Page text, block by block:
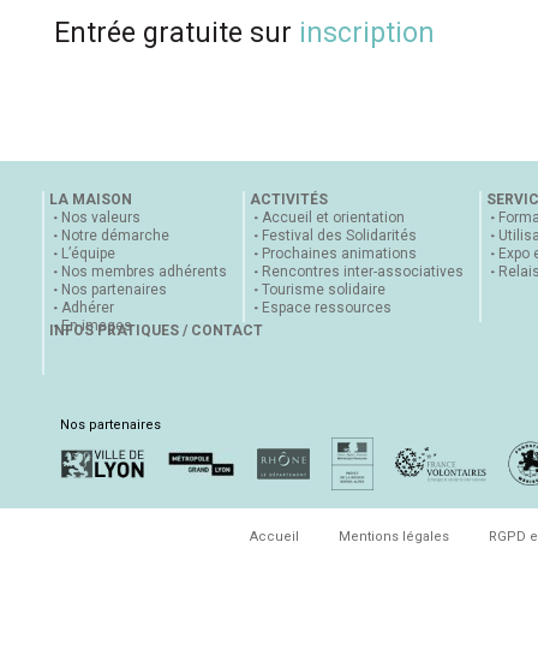
Entrée gratuite sur inscription
LA MAISON
Nos valeurs
Notre démarche
L’équipe
Nos membres adhérents
Nos partenaires
Adhérer
En images
ACTIVITÉS
Accueil et orientation
Festival des Solidarités
Prochaines animations
Rencontres inter-associatives
Tourisme solidaire
Espace ressources
Expo
INFOS PRATIQUES / CONTACT
Nos partenaires
Accueil Mentions légales RGPD